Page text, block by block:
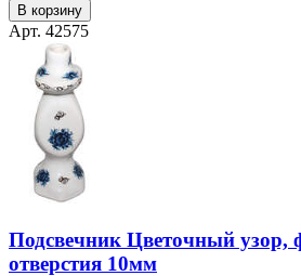
В корзину
Арт. 42575
Подсвечник Цветочный узор,
отверстия 10мм